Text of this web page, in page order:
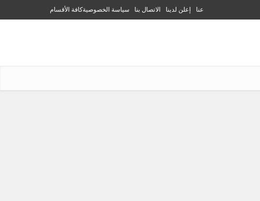
عنا إعلن لدينا الاتصال بنا سياسة الخصوصيةكافة الأقسام